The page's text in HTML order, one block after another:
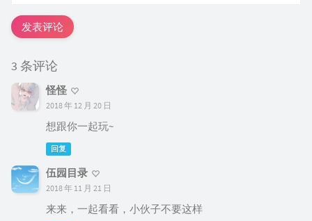
发表评论
3 条评论
怪怪
2018 年 12 月 20 日
想跟你一起玩~
回复
伍园目录
2018 年 11 月 21 日
来来，一起看看，小伙子不要这样